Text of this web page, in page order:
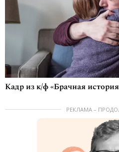
Кадр из к/ф «Брачная
РЕКЛАМА –